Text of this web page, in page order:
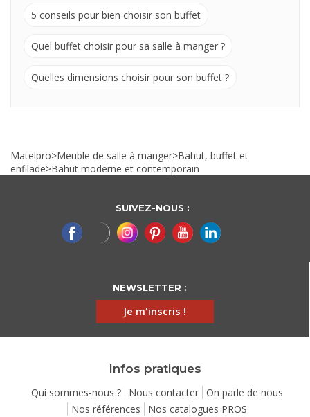
5 conseils pour bien choisir son buffet
Quel buffet choisir pour sa salle à manger ?
Quelles dimensions choisir pour son buffet ?
Matelpro>Meuble de salle à manger>Bahut, buffet et
enfilade>Bahut moderne et contemporain
SUIVEZ-NOUS :
NEWSLETTER :
Je m'inscris !
Infos pratiques
Qui sommes-nous ? Nous contacter
On parle de nous
Nos références
Nos catalogues PROS